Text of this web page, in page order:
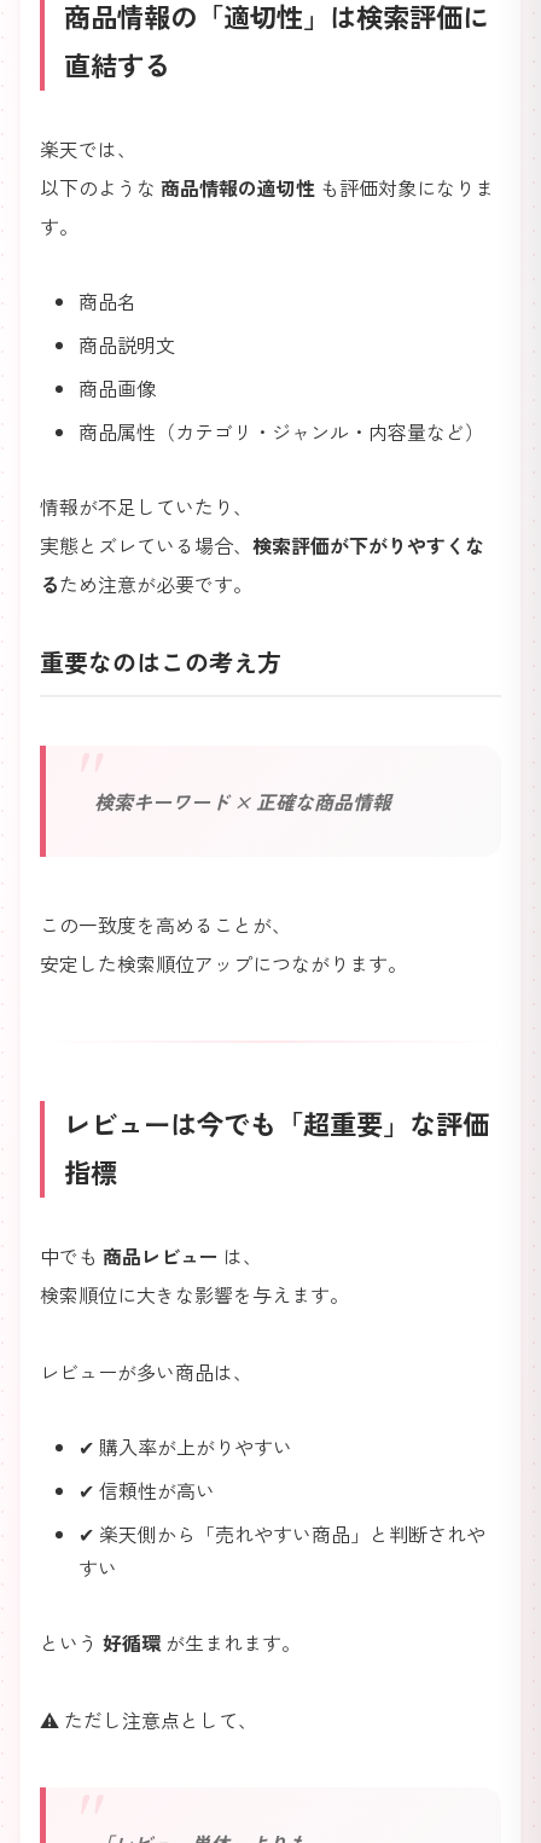
商品情報の「適切性」は検索評価に
直結する
楽天では、
以下のような 商品情報の適切性 も評価対象になりま
す。
商品名
商品説明文
商品画像
商品属性（カテゴリ・ジャンル・内容量など）
情報が不足していたり、
実態とズレている場合、 検索評価が下がりやすくな
るため注意が必要です。
重要なのはこの考え方
検索キーワード × 正確な商品情報
この一致度を高めることが、
安定した検索順位アップにつながります。
レビューは今でも「超重要」な評価
指標
中でも 商品レビュー は、
検索順位に大きな影響を与えます。
レビューが多い商品は、
✔ 購入率が上がりやすい
✔ 信頼性が高い
✔ 楽天側から「売れやすい商品」と判断されや
すい
という 好循環が生まれます。
⚠️ ただし注意点として、